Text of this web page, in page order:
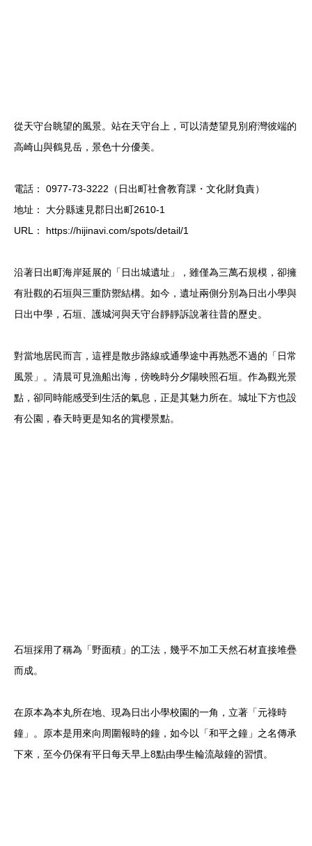
從天守台眺望的風景。站在天守台上，可以清楚望見別府灣彼端的
高崎山與鶴見岳，景色十分優美。
電話： 0977-73-3222（日出町社會教育課・文化財負責）
地址： 大分縣速見郡日出町2610-1
URL： https://hijinavi.com/spots/detail/1
沿著日出町海岸延展的「日出城遺址」，雖僅為三萬石規模，卻擁
有壯觀的石垣與三重防禦結構。如今，遺址兩側分別為日出小學與
日出中學，石垣、護城河與天守台靜靜訴說著往昔的歷史。
對當地居民而言，這裡是散步路線或通學途中再熟悉不過的「日常
風景」。清晨可見漁船出海，傍晚時分夕陽映照石垣。作為觀光景
點，卻同時能感受到生活的氣息，正是其魅力所在。城址下方也設
有公園，春天時更是知名的賞櫻景點。
石垣採用了稱為「野面積」的工法，幾乎不加工天然石材直接堆疊
而成。
在原本為本丸所在地、現為日出小學校園的一角，立著「元祿時
鐘」。原本是用來向周圍報時的鐘，如今以「和平之鐘」之名傳承
下來，至今仍保有平日每天早上8點由學生輪流敲鐘的習慣。